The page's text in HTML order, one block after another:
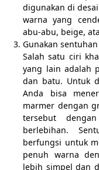
digunakan di
warna yang
abu-abu, beige,
Gunakan
Salah satu ciri
yang lain adalah
dan batu. Untuk
Anda bisa
marmer dengan
tersebut
berlebihan.
berfungsi untuk
penuh warna
lebih simpel dan